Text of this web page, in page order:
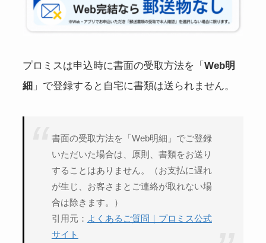
プロミスは申込時に書面の受取方法を「 Web明
細 」で登録すると自宅に書類は送られません。
書面の受取方法を「Web明細」でご登録
いただいた場合は、原則、書類をお送り
することはありません。（お支払に遅れ
が生じ、お客さまとご連絡が取れない場
合は除きます。）
引用元： よくあるご質問｜プロミス公式
サイト